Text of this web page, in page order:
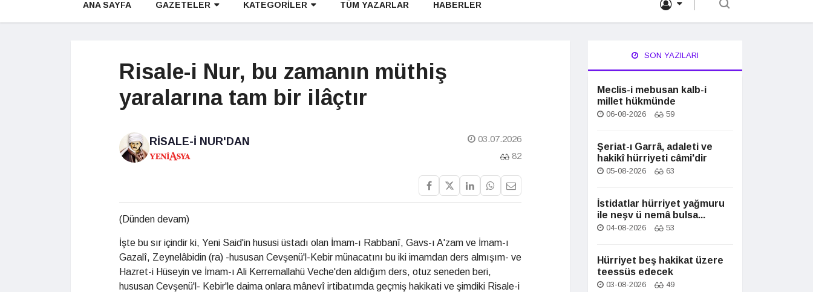
ANA SAYFA GAZETELER KATEGORİLER TÜM YAZARLAR HABERLER
Risale-i Nur, bu zamanın müthiş
yaralarına tam bir ilâçtır
RISALE-I NUR'DAN
03.07.2026
82
(Dünden devam)
İşte bu sır içindir ki, Yeni Said'in hususi üstadı olan İmam-ı Rabbanî, Gavs-ı A'zam ve İmam-ı
Gazalî, Zeynelâbidin (ra) -hususan Cevşenü'l-Kebir münacatını bu iki imamdan ders almışım- ve
Hazret-i Hüseyin ve İmam-ı Ali Kerremallahü Veche'den aldığım ders, otuz seneden beri,
hususan Cevşenü'l- Kebir'le daima onlara mânevî irtibatımda geçmiş hakikati ve şimdiki Risale-i
SON YAZILARI
Meclis-i mebusan kalb-i
millet hükmünde
06-08-2026 59
Şeriat-ı Garrâ, adaleti ve
hakikî hürriyeti câmi'dir
05-08-2026 63
İstidatlar hürriyet yağmuru
ile neşv ü nemâ bulsa...
04-08-2026 53
Hürriyet beş hakikat üzere
teessüs edecek
03-08-2026 49